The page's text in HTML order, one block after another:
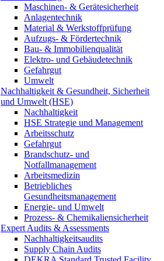
Maschinen- & Gerätesicherheit
Anlagentechnik
Material & Werkstoffprüfung
Aufzugs- & Fördertechnik
Bau- & Immobilienqualität
Elektro- und Gebäudetechnik
Gefahrgut
Umwelt
Nachhaltigkeit & Gesundheit, Sicherheit
und Umwelt (HSE)
Nachhaltigkeit
HSE Strategie und Management
Arbeitsschutz
Gefahrgut
Brandschutz- und
Notfallmanagement
Arbeitsmedizin
Betriebliches
Gesundheitsmanagement
Energie- und Umwelt
Prozess- & Chemikaliensicherheit
Expert Audits & Assessments
Nachhaltigkeitsaudits
Supply Chain Audits